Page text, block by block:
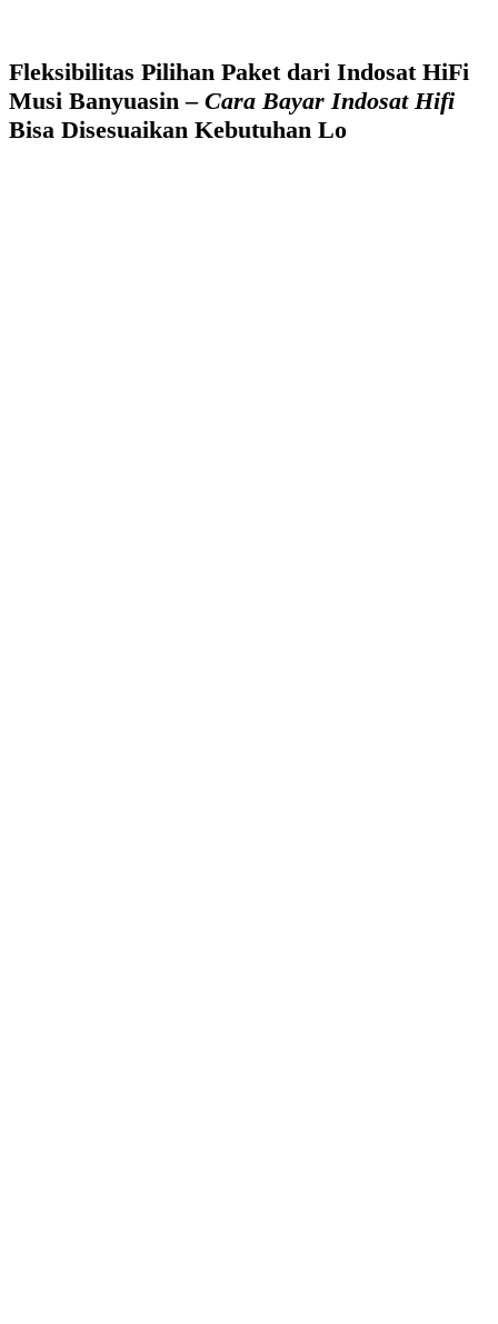
Fleksibilitas Pilihan Paket dari Indosat HiFi
Musi Banyuasin – Cara Bayar Indosat Hifi
Bisa Disesuaikan Kebutuhan Lo